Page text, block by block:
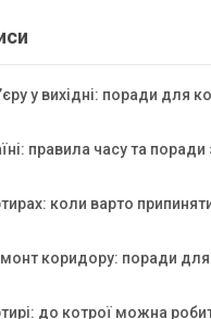
у вихідні: поради для
правила часу та поради
коли варто
коридору: поради для
до котрої можна